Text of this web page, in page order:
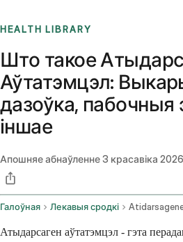
HEALTH LIBRARY
Што такое
Аўтатэмцэл:
дазоўка, пабочныя
іншае
Апошняе абнаўленне3 красавіка 2026
Галоўная Лекавыя сродкі
Атыдарсаген аўтатэмцэл - гэта